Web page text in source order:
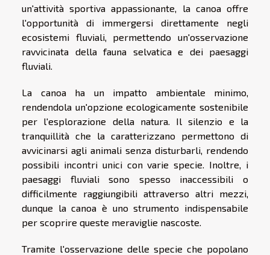
un'attività sportiva appassionante, la canoa offre
l'opportunità di immergersi direttamente negli
ecosistemi fluviali, permettendo un'osservazione
ravvicinata della fauna selvatica e dei paesaggi
fluviali.
La canoa ha un impatto ambientale minimo,
rendendola un'opzione ecologicamente sostenibile
per l'esplorazione della natura. Il silenzio e la
tranquillità che la caratterizzano permettono di
avvicinarsi agli animali senza disturbarli, rendendo
possibili incontri unici con varie specie. Inoltre, i
paesaggi fluviali sono spesso inaccessibili o
difficilmente raggiungibili attraverso altri mezzi,
dunque la canoa è uno strumento indispensabile
per scoprire queste meraviglie nascoste.
Tramite l'osservazione delle specie che popolano